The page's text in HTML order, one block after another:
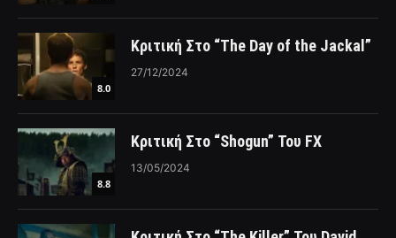
8.0
Κριτική Στο “The Day of the Jackal”
27/12/2024
8.8
Κριτική Στο “Shogun” Του FX
13/05/2024